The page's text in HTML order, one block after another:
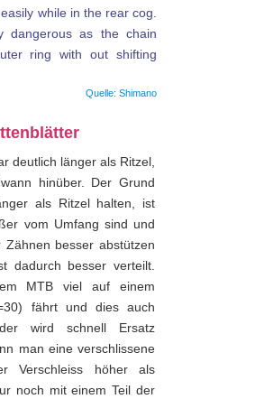
while in the rear cog.
dangerous as the chain
ring with out shifting
deutlich länger als Ritzel,
hinüber. Der Grund
als Ritzel halten, ist
vom Umfang sind und
besser abstützen
dadurch besser verteilt.
MTB viel auf einem
fährt und dies auch
wird schnell Ersatz
man eine verschlissene
Verschleiss höher als
noch mit einem Teil der